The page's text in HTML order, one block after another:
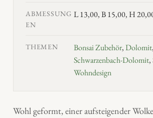
ABMESSUNG
EN
L 13,00, B 15,00, H
THEMEN Bonsai Zubehör,Dolomit,
Schwarzenbach-Dolomit,
Wohndesign
Wohl geformt, einer aufsteigender